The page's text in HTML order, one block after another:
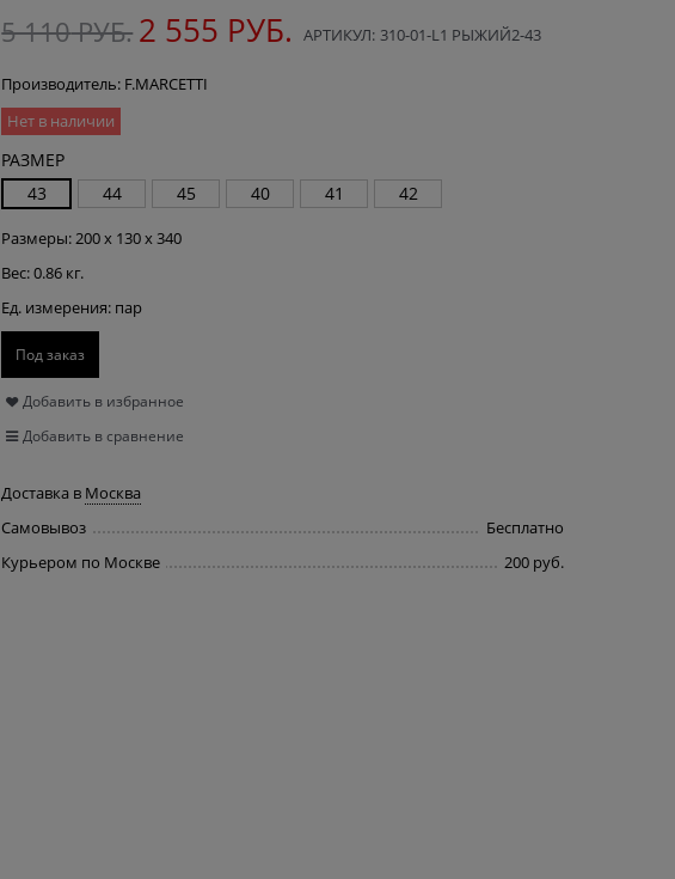
5 110 РУБ. 2 555 РУБ. АРТИКУЛ: 310-01-L1 РЫЖИЙ2-43
Производитель: F.МАRCETTI
Нет в наличии
РАЗМЕР
43
44 45 40 41 42
Размеры:200 x 130 x 340
Вес:0.86 кг.
Ед. измерения: пар
Под заказ
Добавить в избранное
Добавить в сравнение
Доставка в Москва
Самовывоз
Бесплатно
Курьером по Москве
200 руб.